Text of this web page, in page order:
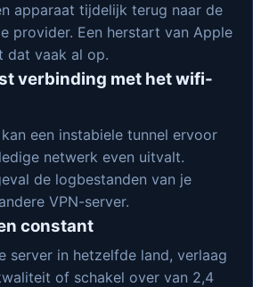
apparaat tijdelijk terug naar de
provider. Een herstart van Apple
dat vaak al op.
verbinding met het wifi-
een instabiele tunnel ervoor
netwerk even uitvalt.
de logbestanden van je
VPN-server.
constant
server in hetzelfde land, verlaag
of schakel over van 2,4